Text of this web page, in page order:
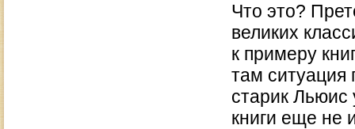
Что это?
великих
к примеру
там ситуация
старик
книги еще не